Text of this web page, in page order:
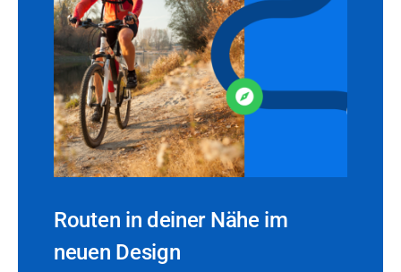
Routen in deiner Nähe im
neuen Design